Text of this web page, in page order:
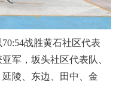
战胜黄石社区代表
军，坂头社区代表队、
陵、东边、田中、金